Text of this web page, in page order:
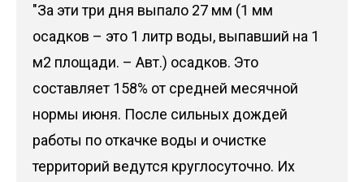
"За эти три дня выпало 27 мм (1 мм
осадков – это 1 литр воды, выпавший на 1
м2 площади. – Авт.) осадков. Это
составляет 158% от средней месячной
нормы июня. После сильных дождей
работы по откачке воды и очистке
территорий ведутся круглосуточно. Их